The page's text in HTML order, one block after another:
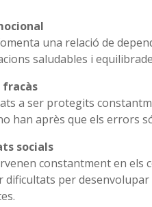
una relació de
saludables i
fracàs
a ser protegits
han après que els errors
socials
constantment en els
per desenvolupar